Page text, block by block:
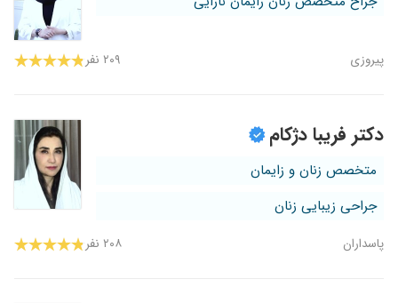
پیروزی ۲۰۹ نفر
دکتر فریبا دژکام
متخصص زنان و زایمان
جراحی زیبایی زنان
پاسداران ۲۰۸ نفر